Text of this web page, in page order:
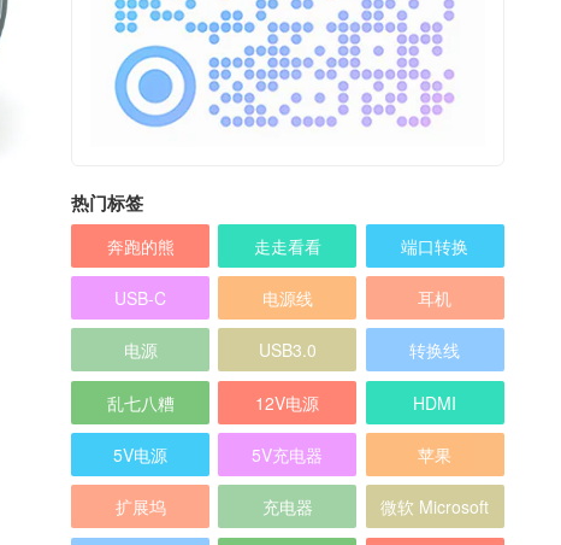
热门标签
奔跑的熊 走走看看 端口转换
USB-C 电源线 耳机
电源 USB3.0 转换线
乱七八糟 12V电源 HDMI
5V电源 5V充电器 苹果
扩展坞 充电器 微软 Microsoft